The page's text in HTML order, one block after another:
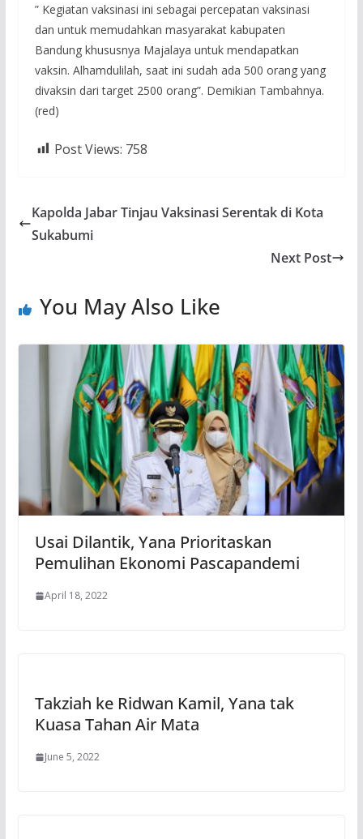
” Kegiatan vaksinasi ini sebagai percepatan vaksinasi
dan untuk memudahkan masyarakat kabupaten
Bandung khususnya Majalaya untuk mendapatkan
vaksin. Alhamdulilah, saat ini sudah ada 500 orang yang
divaksin dari target 2500 orang”. Demikian Tambahnya.
(red)
Post Views: 758
Kapolda Jabar Tinjau Vaksinasi Serentak di Kota
Sukabumi
Next Post
You May Also Like
Usai Dilantik, Yana Prioritaskan
Pemulihan Ekonomi Pascapandemi
April 18, 2022
Takziah ke Ridwan Kamil, Yana tak
Kuasa Tahan Air Mata
June 5, 2022